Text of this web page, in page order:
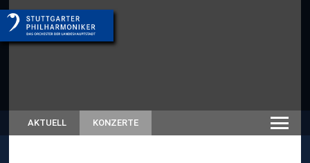
AKTUELL KONZERTE